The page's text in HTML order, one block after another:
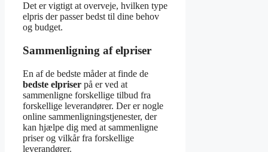
Det er vigtigt at overveje, hvilken type
elpris der passer bedst til dine behov
og budget.
Sammenligning af elpriser
En af de bedste måder at finde de
bedste elpriser på er ved at
sammenligne forskellige tilbud fra
forskellige leverandører. Der er nogle
online sammenligningstjenester, der
kan hjælpe dig med at sammenligne
priser og vilkår fra forskellige
leverandører.